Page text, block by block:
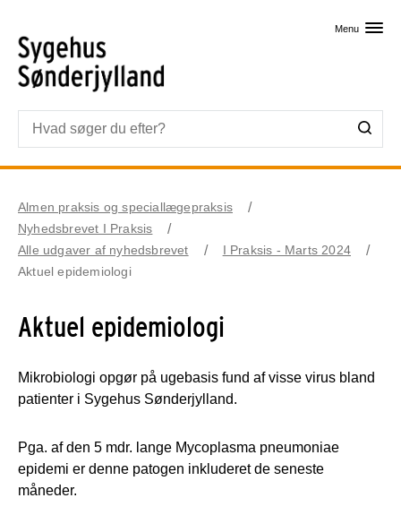
Menu
Almen praksis og speciallægepraksis
Nyhedsbrevet I Praksis
Alle udgaver af nyhedsbrevet
I Praksis - Marts 2024
Aktuel epidemiologi
Aktuel epidemiologi
Mikrobiologi opgør på ugebasis fund af visse virus bland
patienter i Sygehus Sønderjylland.
Pga. af den 5 mdr. lange Mycoplasma pneumoniae
epidemi er denne patogen inkluderet de seneste
måneder.